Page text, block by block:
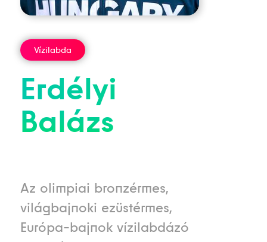
Vízilabda
Erdélyi
Balázs
Az olimpiai bronzérmes,
világbajnoki ezüstérmes,
Európa-bajnok vízilabdázó